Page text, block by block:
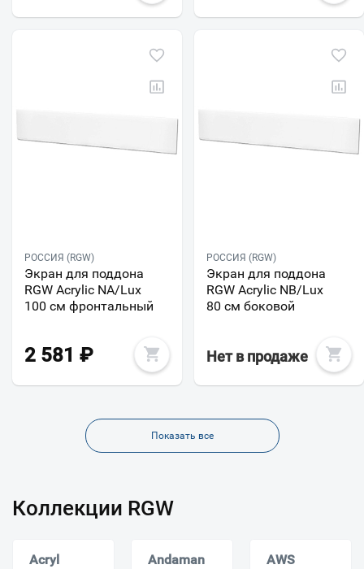
РОССИЯ (RGW)
Экран для поддона
RGW Acrylic NА/Lux
100 см фронтальный
2 581 ₽
РОССИЯ (RGW)
Экран для поддона
RGW Acrylic NB/Lux
80 см боковой
Нет в продаже
Показать все
Коллекции RGW
Acryl Andaman AWS